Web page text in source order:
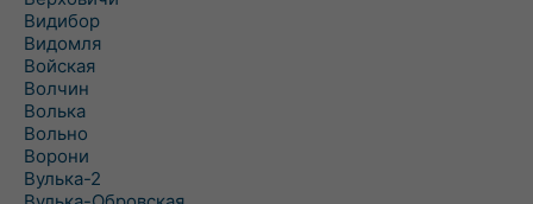
Видибор
Видомля
Войская
Волчин
Волька
Вольно
Ворони
Вулька-2